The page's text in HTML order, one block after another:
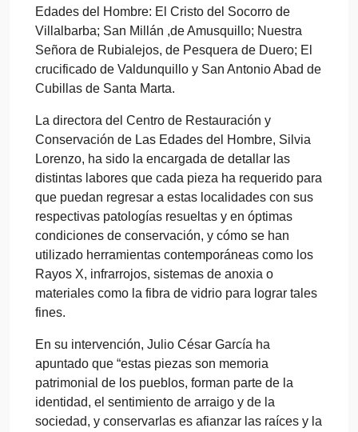
Edades del Hombre: El Cristo del Socorro de
Villalbarba; San Millán ,de Amusquillo; Nuestra
Señora de Rubialejos, de Pesquera de Duero; El
crucificado de Valdunquillo y San Antonio Abad de
Cubillas de Santa Marta.
La directora del Centro de Restauración y
Conservación de Las Edades del Hombre, Silvia
Lorenzo, ha sido la encargada de detallar las
distintas labores que cada pieza ha requerido para
que puedan regresar a estas localidades con sus
respectivas patologías resueltas y en óptimas
condiciones de conservación, y cómo se han
utilizado herramientas contemporáneas como los
Rayos X, infrarrojos, sistemas de anoxia o
materiales como la fibra de vidrio para lograr tales
fines.
En su intervención, Julio César García ha
apuntado que “estas piezas son memoria
patrimonial de los pueblos, forman parte de la
identidad, el sentimiento de arraigo y de la
sociedad, y conservarlas es afianzar las raíces y la